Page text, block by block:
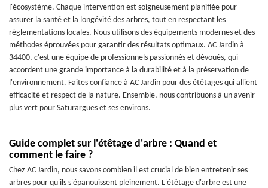
l'écosystème. Chaque intervention est soigneusement planifiée pour
assurer la santé et la longévité des arbres, tout en respectant les
réglementations locales. Nous utilisons des équipements modernes et des
méthodes éprouvées pour garantir des résultats optimaux. AC Jardin à
34400, c'est une équipe de professionnels passionnés et dévoués, qui
accordent une grande importance à la durabilité et à la préservation de
l'environnement. Faites confiance à AC Jardin pour des étêtages qui allient
efficacité et respect de la nature. Ensemble, nous contribuons à un avenir
plus vert pour Saturargues et ses environs.
Guide complet sur l'étêtage d'arbre : Quand et
comment le faire ?
Chez AC Jardin, nous savons combien il est crucial de bien entretenir ses
arbres pour qu'ils s'épanouissent pleinement. L'étêtage d'arbre est une